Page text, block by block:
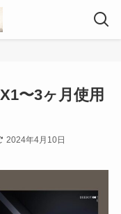
〜3ヶ月使用
2024年4月10日